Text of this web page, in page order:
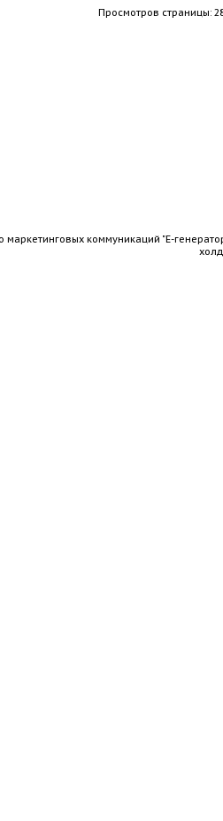
Просмотров страницы:
маркетинговых коммуникаций "Е-